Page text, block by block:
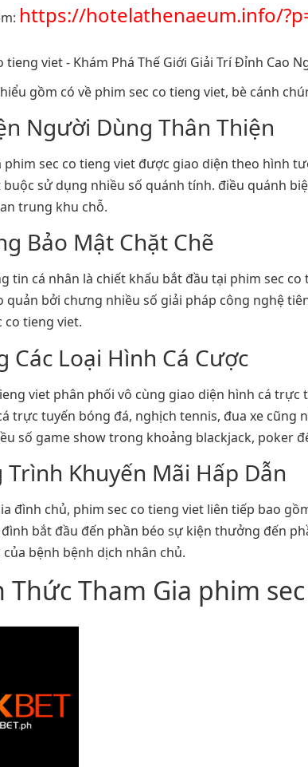
https://hotelathenaeum.info/
gồm có về phim sec co tieng viet, bè cánh
Người Dùng Thân Thiện
phim sec co tieng viet được giao diện theo hình
sử dụng nhiều số quánh tính. điều quánh
trung khu chỗ.
Bảo Mật Chặt Chẽ
tin cá nhân là chiết khấu bắt đầu tại phim sec
quản bởi chưng nhiều số giải pháp công nghệ
co tieng viet.
Các Loại Hình Cá Cược
viet phân phối vô cùng giao diện hình cá
trực tuyến bóng đá, nghịch tennis, đua xe
số game show trong khoảng blackjack, poker
Khuyến Mãi Hấp Dẫn
đình chủ, phim sec co tieng viet liên tiếp bao
bắt đầu đến phần béo sự kiện thưởng đến
bệnh bệnh dịch nhân chủ.
Thức Tham Gia phim